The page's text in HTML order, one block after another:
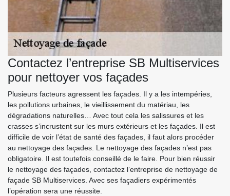
Contactez l’entreprise SB Multiservices
pour nettoyer vos façades
Plusieurs facteurs agressent les façades. Il y a les intempéries,
les pollutions urbaines, le vieillissement du matériau, les
dégradations naturelles… Avec tout cela les salissures et les
crasses s’incrustent sur les murs extérieurs et les façades. Il est
difficile de voir l’état de santé des façades, il faut alors procéder
au nettoyage des façades. Le nettoyage des façades n’est pas
obligatoire. Il est toutefois conseillé de le faire. Pour bien réussir
le nettoyage des façades, contactez l’entreprise de nettoyage de
façade SB Multiservices. Avec ses façadiers expérimentés
l’opération sera une réussite.